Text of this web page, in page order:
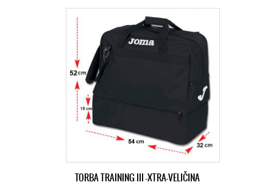
TORBA TRAINING III -XTRA-VELIČINA